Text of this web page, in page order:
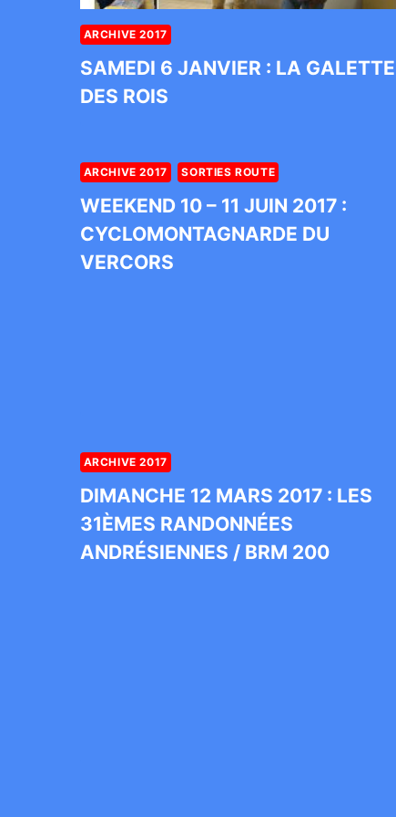
ARCHIVE 2017
SAMEDI 6 JANVIER : LA GALETTE
DES ROIS
ARCHIVE 2017 SORTIES ROUTE
WEEKEND 10 – 11 JUIN 2017 :
CYCLOMONTAGNARDE DU
VERCORS
ARCHIVE 2017
DIMANCHE 12 MARS 2017 : LES
31ÈMES RANDONNÉES
ANDRÉSIENNES / BRM 200